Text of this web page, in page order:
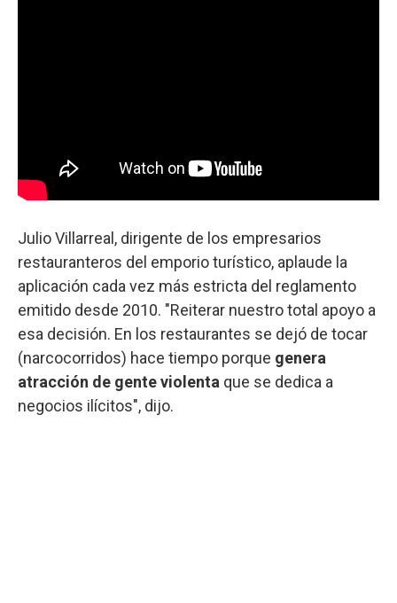
Julio Villarreal, dirigente de los empresarios
restauranteros del emporio turístico, aplaude la
aplicación cada vez más estricta del reglamento
emitido desde 2010. "Reiterar nuestro total apoyo a
esa decisión. En los restaurantes se dejó de tocar
(narcocorridos) hace tiempo porque genera
atracción de gente violenta que se dedica a
negocios ilícitos", dijo.